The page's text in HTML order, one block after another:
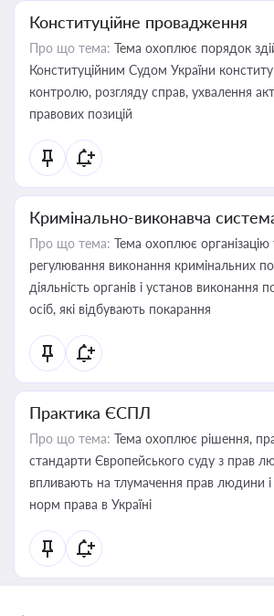
Конституційне провадження
Про що тема: Тема охоплює порядок
Конституційним Судом України
контролю, розгляду справ, ухвалення
правових позицій
Кримінально-виконавча
Про що тема: Тема охоплює організацію
регулювання виконання кримінальних
діяльність органів і установ виконання
осіб, які відбувають покарання
Практика ЄСПЛ
Про що тема: Тема охоплює рішення,
стандарти Європейського суду з прав
впливають на тлумачення прав людини і
норм права в Україні